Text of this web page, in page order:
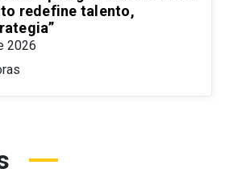
redefine talento,
2026